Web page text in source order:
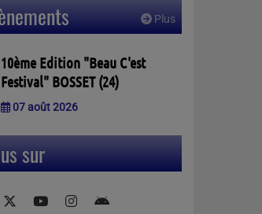
Plus
10ème Edition "Beau C'est
Festival" BOSSET (24)
07 août 2026
sur